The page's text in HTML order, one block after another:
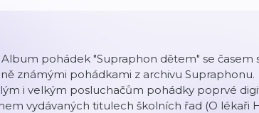
pohádek "Supraphon dětem" se časem
známými pohádkami z archivu Supraphonu.
i velkým posluchačům pohádky poprvé
vydávaných titulech školních řad (O lékaři